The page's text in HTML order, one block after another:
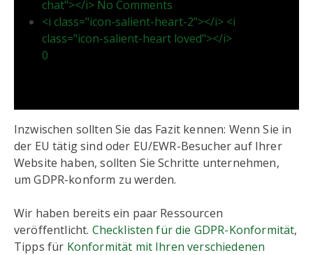
chat"></i> No Comments
<i class="icon-salient-heart-2"></i> <i
class="icon-salient-heart loved"></i>
0
Inzwischen sollten Sie das Fazit kennen: Wenn Sie in
der EU tätig sind oder EU/EWR-Besucher auf Ihrer
Website haben, sollten Sie Schritte unternehmen,
um GDPR-konform zu werden.
Wir haben bereits ein paar Ressourcen
veröffentlicht. Checklisten für die GDPR-Konformität,
Tipps für Konformität mit Ihren verschiedenen